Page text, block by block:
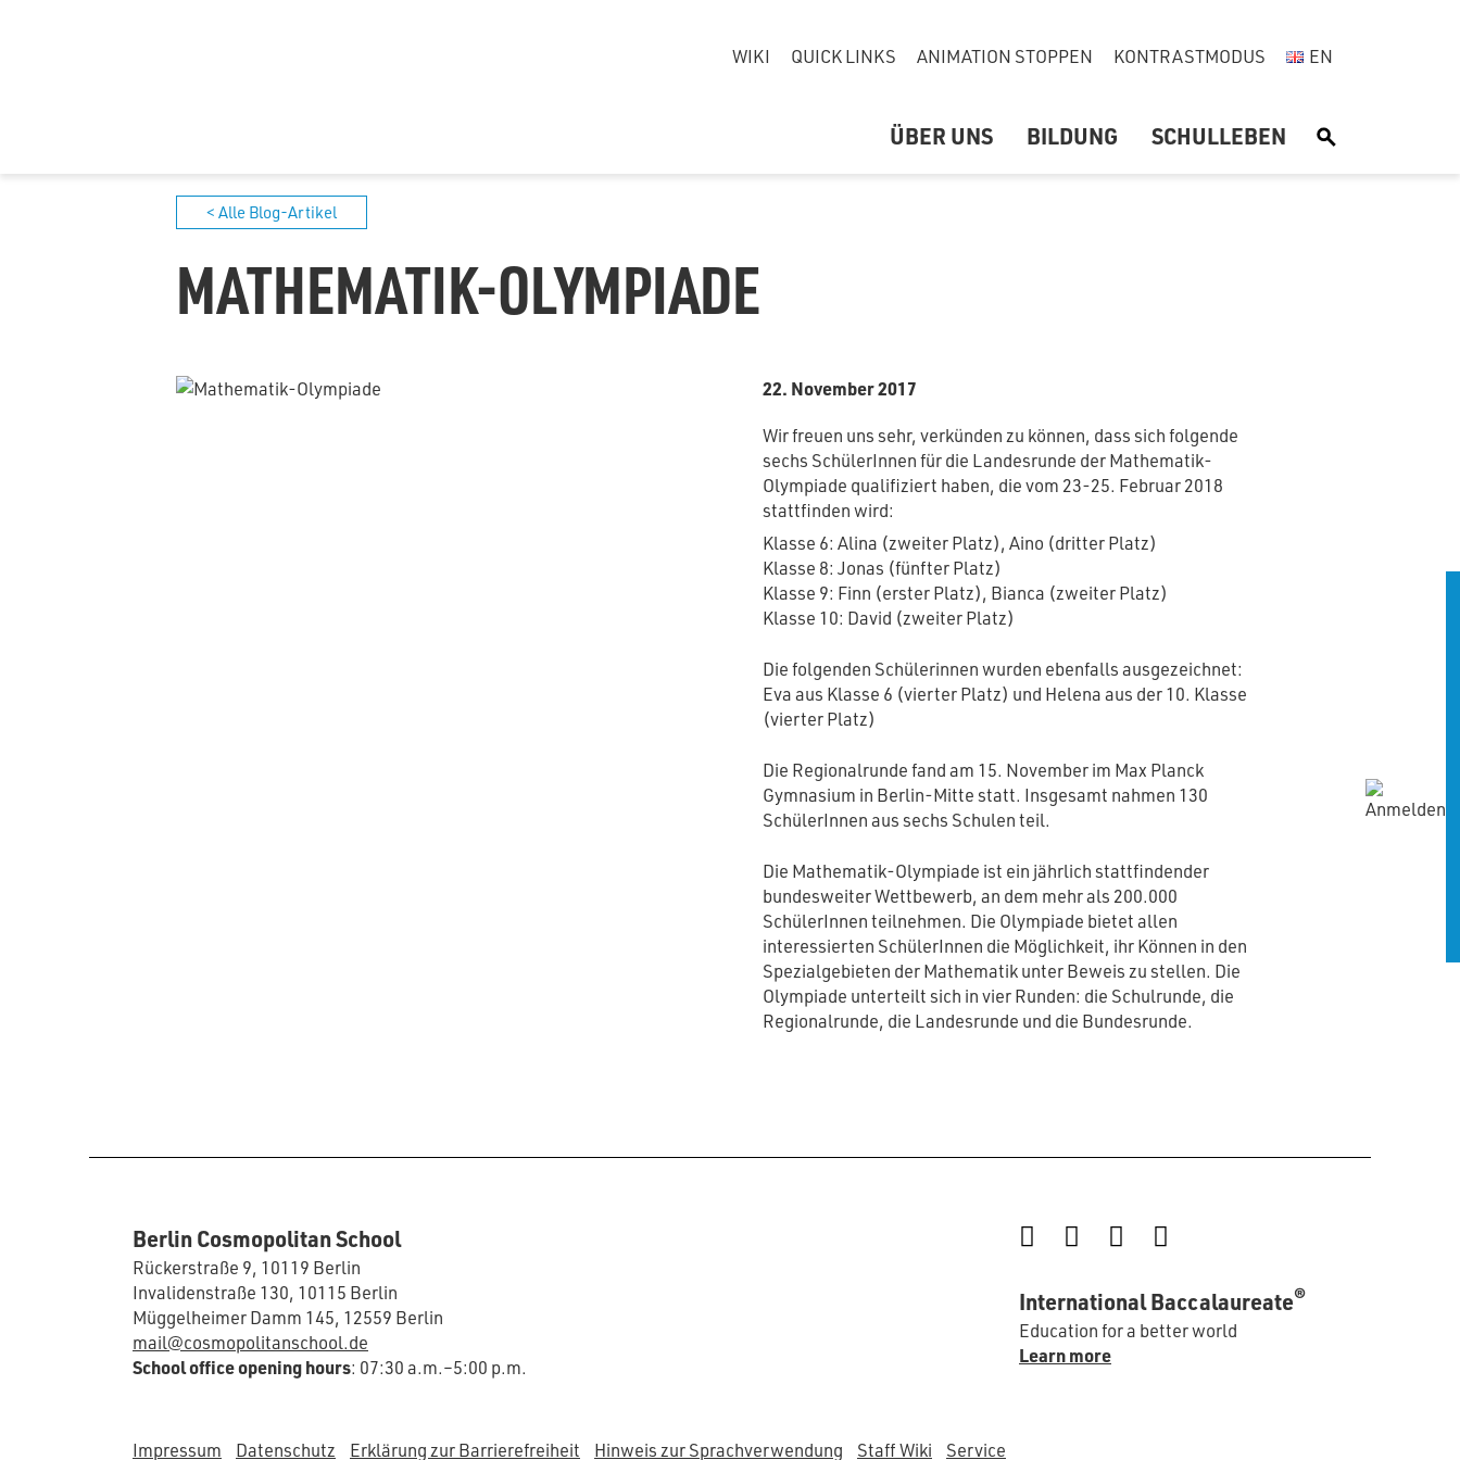
WIKI QUICK LINKS ANIMATION STOPPEN KONTRASTMODUS EN
ÜBER UNS BILDUNG SCHULLEBEN S
< Alle Blog-Artikel
MATHEMATIK-OLYMPIADE
22. November 2017
Wir freuen uns sehr, verkünden zu können, dass sich folgende
sechs SchülerInnen für die Landesrunde der Mathematik-
Olympiade qualifiziert haben, die vom 23-25. Februar 2018
stattfinden wird:
Klasse 6: Alina (zweiter Platz), Aino (dritter Platz)
Klasse 8: Jonas (fünfter Platz)
Klasse 9: Finn (erster Platz), Bianca (zweiter Platz)
Klasse 10: David (zweiter Platz)
Die folgenden Schülerinnen wurden ebenfalls ausgezeichnet:
Eva aus Klasse 6 (vierter Platz) und Helena aus der 10. Klasse
(vierter Platz)
Die Regionalrunde fand am 15. November im Max Planck
Gymnasium in Berlin-Mitte statt. Insgesamt nahmen 130
SchülerInnen aus sechs Schulen teil.
Die Mathematik-Olympiade ist ein jährlich stattfindender
bundesweiter Wettbewerb, an dem mehr als 200.000
SchülerInnen teilnehmen. Die Olympiade bietet allen
interessierten SchülerInnen die Möglichkeit, ihr Können in den
Spezialgebieten der Mathematik unter Beweis zu stellen. Die
Olympiade unterteilt sich in vier Runden: die Schulrunde, die
Regionalrunde, die Landesrunde und die Bundesrunde.
Berlin Cosmopolitan School
Rückerstraße 9, 10119 Berlin
Invalidenstraße 130, 10115 Berlin
Müggelheimer Damm 145, 12559 Berlin
mail@cosmopolitanschool.de
School office opening hours: 07:30 a.m.–5:00 p.m.
InstagramFacebookLinkedIn
International Baccalaureate®
Education for a better world
Learn more
Impressum Datenschutz Erklärung zur Barrierefreiheit Hinweis zur Sprachverwendung Staff Wiki Service